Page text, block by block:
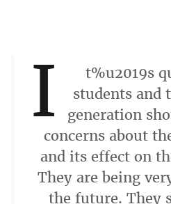
I
t%u2019s
students and
generation
concerns about
and its effect on
They are being
the future. They